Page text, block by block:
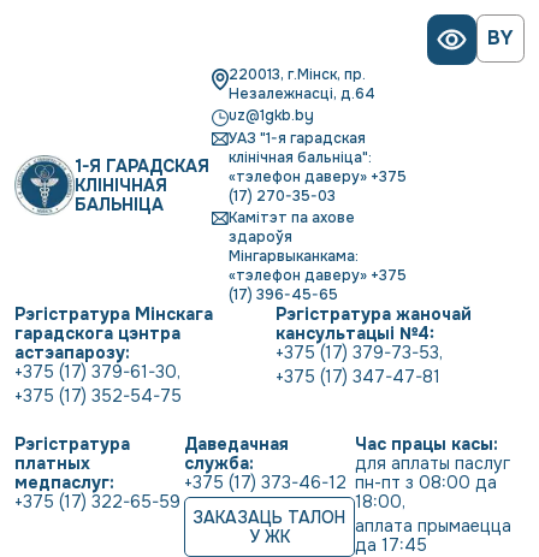
BY
1-Я ГАРАДСКАЯ
КЛІНІЧНАЯ
БАЛЬНІЦА
220013, г.Мінск, пр.
Незалежнасці, д.64
uz@1gkb.by
УАЗ "1-я гарадская
клінічная бальніца":
«тэлефон даверу» +375
(17) 270-35-03
Камітэт па ахове
здароўя
Мінгарвыканкама:
«тэлефон даверу» +375
(17) 396-45-65
Рэгістратура Мінскага
гарадскога цэнтра
астэапарозу:
+375 (17) 379-61-30,
+375 (17) 352-54-75
Рэгістратура жаночай
кансультацыі №4:
+375 (17) 379-73-53,
+375 (17) 347-47-81
Рэгістратура
платных
медпаслуг:
+375 (17) 322-65-59
Даведачная
служба:
+375 (17) 373-46-12
ЗАКАЗАЦЬ ТАЛОН
У ЖК
Час працы касы:
для аплаты паслуг
пн-пт з 08:00 да
18:00,
аплата прымаецца
да 17:45